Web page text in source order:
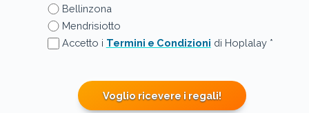
Bellinzona
Mendrisiotto
Accetto i Termini e Condizioni di Hoplalay *
Voglio ricevere i regali!